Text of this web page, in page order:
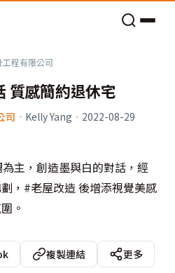
程有限公司
質感簡約退休宅
司 · Kelly Yang · 2022-08-29
主，創造墨與白的對話，經
，#老屋改造 後增添視覺美感
。
複製連結
更多